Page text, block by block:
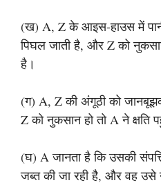
(ख) A, Z के आइस-हाउस में
पिघल जाती है, और Z को
है।
(ग) A, Z की अंगूठी को
Z को नुकसान हो तो A ने क्षति
(घ) A जानता है कि उसकी
जब्त की जा रही है, और वह उसे